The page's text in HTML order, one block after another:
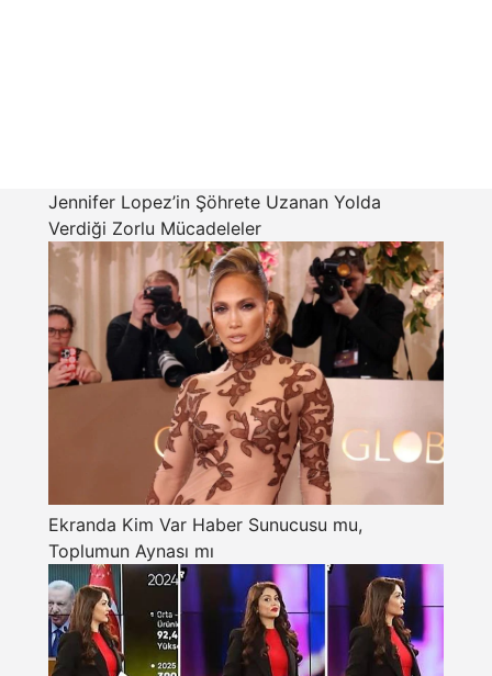
Jennifer Lopez’in Şöhrete Uzanan Yolda
Verdiği Zorlu Mücadeleler
Ekranda Kim Var Haber Sunucusu mu,
Toplumun Aynası mı